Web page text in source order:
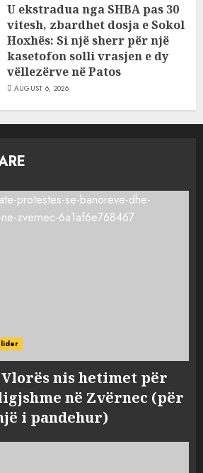
U ekstradua nga SHBA pas 30
vitesh, zbardhet dosja e Sokol
Hoxhës: Si një sherr për një
kasetofon solli vrasjen e dy
vëllezërve në Patos
AUGUST 6, 2026
nis hetimet për
në Zvërnec (për
i pandehur)